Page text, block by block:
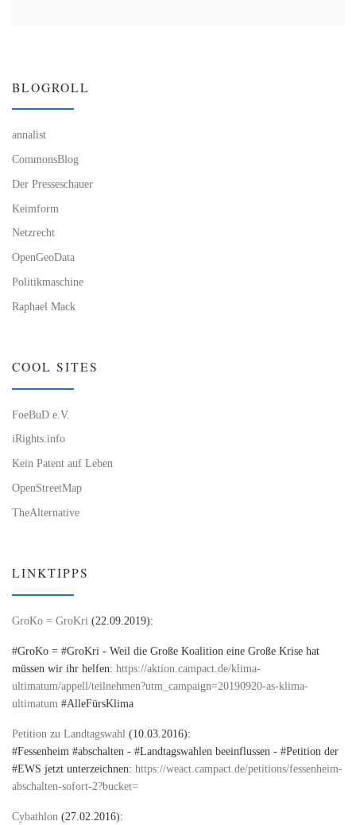
BLOGROLL
annalist
CommonsBlog
Der Presseschauer
Keimform
Netzrecht
OpenGeoData
Politikmaschine
Raphael Mack
COOL SITES
FoeBuD e.V.
iRights.info
Kein Patent auf Leben
OpenStreetMap
TheAlternative
LINKTIPPS
GroKo = GroKri (22.09.2019):
#GroKo = #GroKri - Weil die Große Koalition eine Große Krise hat
müssen wir ihr helfen: https://aktion.campact.de/klima-
ultimatum/appell/teilnehmen?utm_campaign=20190920-as-klima-
ultimatum #AlleFürsKlima
Petition zu Landtagswahl (10.03.2016):
#Fessenheim #abschalten - #Landtagswahlen beeinflussen - #Petition der
#EWS jetzt unterzeichnen: https://weact.campact.de/petitions/fessenheim-
abschalten-sofort-2?bucket=
Cybathlon (27.02.2016):